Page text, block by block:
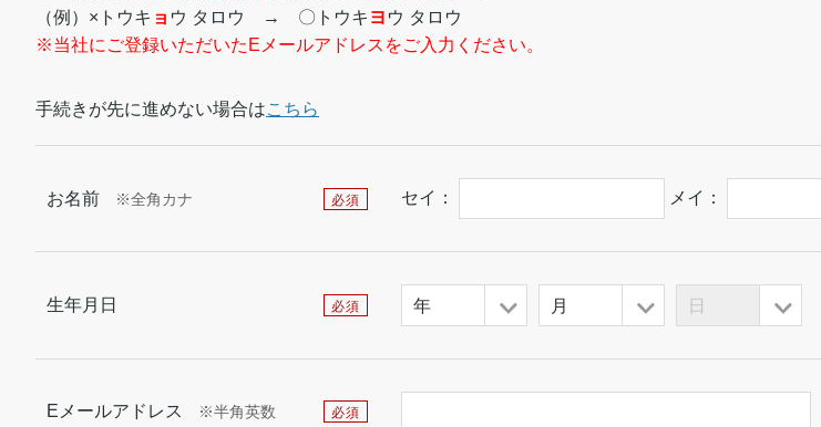
（例）×トウキ ョ ウ タロウ → 〇トウキ ヨ ウ タロウ
※当社にご登録いただいたEメールアドレスをご入力ください。
手続きが先に進めない場合はこちら
お名前 ※全角カナ 必須 セイ： メイ：
生年月日 必須 年 月 日
Eメールアドレス ※半角英数 必須